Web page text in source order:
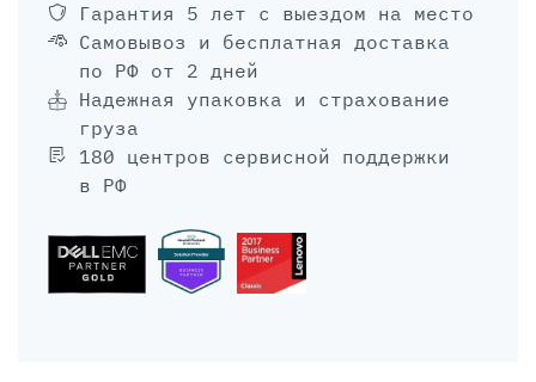
Гарантия 5 лет с выездом на место
Самовывоз и бесплатная доставка
по РФ от 2 дней
Надежная упаковка и страхование
груза
180 центров сервисной поддержки
в РФ